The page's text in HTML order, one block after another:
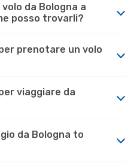
da Bologna a
posso trovarli?
prenotare un volo
viaggiare da
da Bologna to